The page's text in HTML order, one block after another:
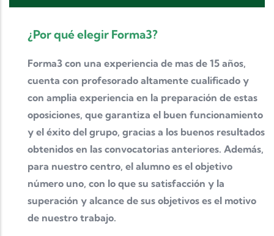
¿Por qué elegir Forma3?
Forma3 con una experiencia de mas de 15 años,
cuenta con profesorado altamente cualificado y
con amplia experiencia en la preparación de estas
oposiciones, que garantiza el buen funcionamiento
y el éxito del grupo, gracias a los buenos resultados
obtenidos en las convocatorias anteriores. Además,
para nuestro centro, el alumno es el objetivo
número uno, con lo que su satisfacción y la
superación y alcance de sus objetivos es el motivo
de nuestro trabajo.